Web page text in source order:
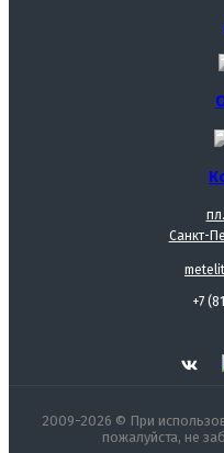
Санкт-
+7
2009-2026 © При
пожалуйста, не